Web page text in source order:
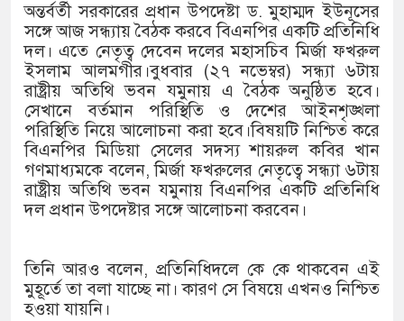
গুলশান থেকে সাবেক মন্ত্রী লতিফ
‘স্কুটি নাকি গোল্ড?’
এর ফ্রিডম ব্র্যান্ড, বাড়ল ক্যাম্পেইনের
সংবিধান অনুযায়ী যথাসময়ে
১৫২২ পুলিশ সদস্যকে চাকরিতে
খিলক্ষেত থানা বিএনপির যুগ্ম
দেশের ৬ অঞ্চলে ঝড়ের আভাস
সার্ককে আরও গতিশীল করতে চায়
অন্তর্বর্তী সরকারের প্রধান উপদেষ্টা ড. মুহাম্মদ ইউনূসের
সঙ্গে আজ সন্ধ্যায় বৈঠক করবে বিএনপির একটি প্রতিনিধি
দল। এতে নেতৃত্ব দেবেন দলের মহাসচিব মির্জা ফখরুল
ইসলাম আলমগীর।বুধবার (২৭ নভেম্বর) সন্ধ্যা ৬টায়
রাষ্ট্রীয় অতিথি ভবন যমুনায় এ বৈঠক অনুষ্ঠিত হবে।
সেখানে বর্তমান পরিস্থিতি ও দেশের আইনশৃঙ্খলা
পরিস্থিতি নিয়ে আলোচনা করা হবে।বিষয়টি নিশ্চিত করে
বিএনপির মিডিয়া সেলের সদস্য শায়রুল কবির খান
গণমাধ্যমকে বলেন, মির্জা ফখরুলের নেতৃত্বে সন্ধ্যা ৬টায়
রাষ্ট্রীয় অতিথি ভবন যমুনায় বিএনপির একটি প্রতিনিধি
দল প্রধান উপদেষ্টার সঙ্গে আলোচনা করবেন।
তিনি আরও বলেন, প্রতিনিধিদলে কে কে থাকবেন এই
মুহূর্তে তা বলা যাচ্ছে না। কারণ সে বিষয়ে এখনও নিশ্চিত
হওয়া যায়নি।